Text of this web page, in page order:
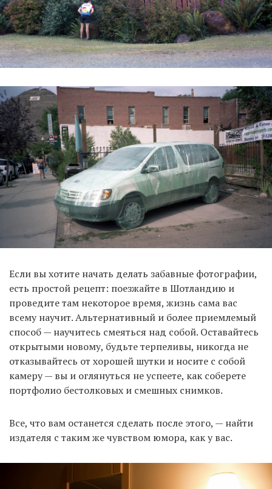
Если вы хотите начать делать забавные фотографии,
есть простой рецепт: поезжайте в Шотландию и
проведите там некоторое время, жизнь сама вас
всему научит. Альтернативный и более приемлемый
способ — научитесь смеяться над собой. Оставайтесь
открытыми новому, будьте терпеливы, никогда не
отказывайтесь от хорошей шутки и носите с собой
камеру — вы и оглянуться не успеете, как соберете
портфолио бестолковых и смешных снимков.
Все, что вам останется сделать после этого, — найти
издателя с таким же чувством юмора, как у вас.